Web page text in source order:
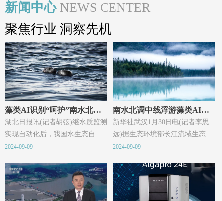
新闻中心 NEWS CENTER
聚焦行业 洞察先机
藻类AI识别“呵护”南水北调
水健康
湖北日报讯(记者胡弦)继水质监测
实现自动化后，我国水生态自动
化监测取得新突破。
2024-09-09
南水北调中线浮游藻类AI识
别研究取得突破
新华社武汉1月30日电(记者李思
远)据生态环境部长江流域生态环
境监督管理局通报，经过三年攻
担的南水北调中线浮游藻类A1识
别研究取得突破，开发研制的智
能设备在多通路藻类样本进样、
2024-09-09